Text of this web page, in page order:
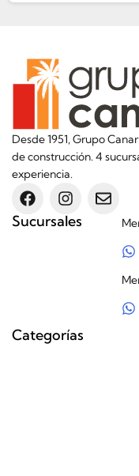
Desde 1951, Grupo
de construcción. 4
experiencia.
Sucursales
Categorías